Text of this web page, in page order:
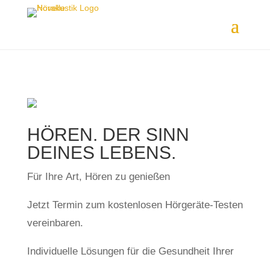
HÖREN. DER SINN
DEINES LEBENS.
Für Ihre Art, Hören zu genießen
Jetzt Termin zum kostenlosen Hörgeräte-Testen
vereinbaren.
Individuelle Lösungen für die Gesundheit Ihrer